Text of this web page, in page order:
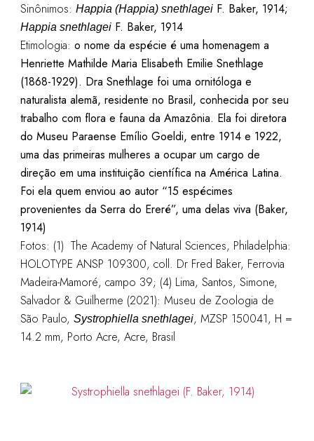
Sinônimos: Happia (Happia) snethlageiF. Baker, 1914;
Happia snethlageiF. Baker, 1914
Etimologia: o nome da espécie é uma homenagem a
Henriette Mathilde Maria Elisabeth Emilie Snethlage
(1868-1929). Dra Snethlage foi uma ornitóloga e
naturalista alemã, residente no Brasil, conhecida por seu
trabalho com flora e fauna da Amazônia. Ela foi diretora
do Museu Paraense Emílio Goeldi, entre 1914 e 1922,
uma das primeiras mulheres a ocupar um cargo de
direção em uma instituição científica na América Latina.
Foi ela quem enviou ao autor “15 espécimes
provenientes da Serra do Ereré”, uma delas viva (Baker,
1914)
Fotos: (1) The Academy of Natural Sciences, Philadelphia:
HOLOTYPE ANSP 109300, coll. Dr Fred Baker, Ferrovia
Madeira-Mamoré, campo 39; (4) Lima, Santos, Simone,
Salvador & Guilherme (2021): Museu de Zoologia de
São Paulo, Systrophiella snethlagei, MZSP 150041, H =
14.2 mm, Porto Acre, Acre, Brasil